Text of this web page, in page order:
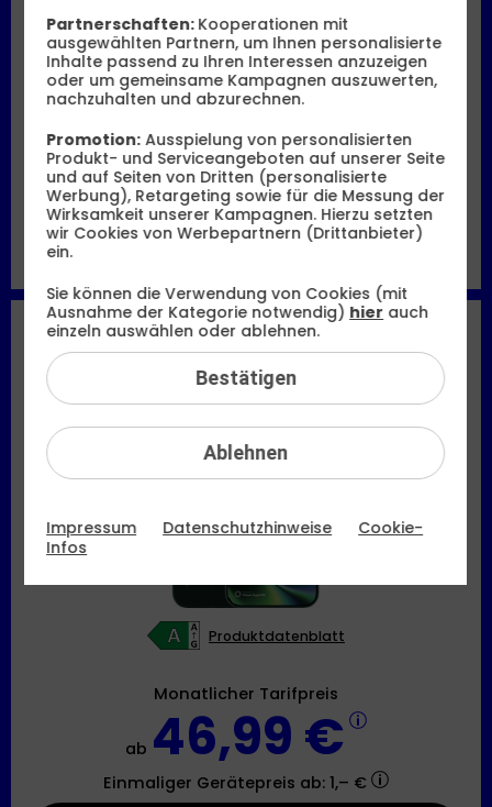
Produktdatenblatt
Monatlicher Tarifpreis
ab26,99 €
Einmaliger Gerätepreisab: 1,– €
Gerät auswählen
Xiaomi
17 Ultra
Produktdatenblatt
Monatlicher Tarifpreis
ab 46,99 €
Einmaliger Gerätepreis ab: 1,– €
Partnerschaften: Kooperationen mit
ausgewählten Partnern, um Ihnen personalisierte
Inhalte passend zu Ihren Interessen anzuzeigen
oder um gemeinsame Kampagnen auszuwerten,
nachzuhalten und abzurechnen.
Promotion: Ausspielung von personalisierten
Produkt- und Serviceangeboten auf unserer Seite
und auf Seiten von Dritten (personalisierte
Werbung), Retargeting sowie für die Messung der
Wirksamkeit unserer Kampagnen. Hierzu setzten
wir Cookies von Werbepartnern (Drittanbieter)
ein.
Ablehnen
Sie können die Verwendung von Cookies (mit
Ausnahme der Kategorie notwendig) hier auch
einzeln auswählen oder ablehnen.
Bestätigen
Impressum Datenschutzhinweise
Cookie-
Infos